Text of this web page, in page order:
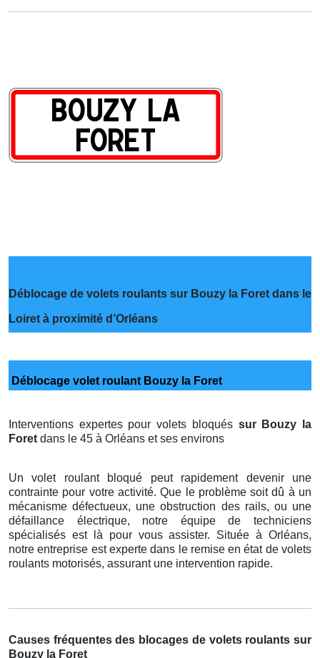
Déblocage de volets roulants sur Bouzy la Foret dans le
Loiret à proximité d’Orléans
Déblocage volet roulant Bouzy la Foret
Interventions expertes pour volets bloqués sur Bouzy la
Foret dans le 45 à Orléans et ses environs
Un volet roulant bloqué peut rapidement devenir une
contrainte pour votre activité. Que le problème soit dû à un
mécanisme défectueux, une obstruction des rails, ou une
défaillance électrique, notre équipe de techniciens
spécialisés est là pour vous assister. Située à Orléans,
notre entreprise est experte dans le remise en état de volets
roulants motorisés, assurant une intervention rapide.
Causes fréquentes des blocages de volets roulants sur
Bouzy la Foret